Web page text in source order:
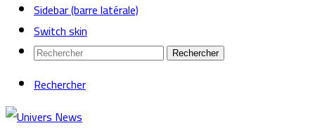
Sidebar (barre latérale)
Switch skin
Rechercher
Rechercher